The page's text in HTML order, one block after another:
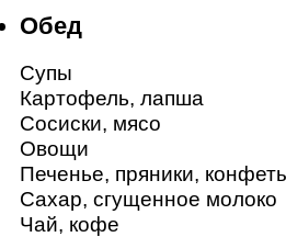
Обед
Супы
Картофель, лапша
Сосиски, мясо
Овощи
Печенье, пряники,
Сахар, сгущенное молоко
Чай, кофе